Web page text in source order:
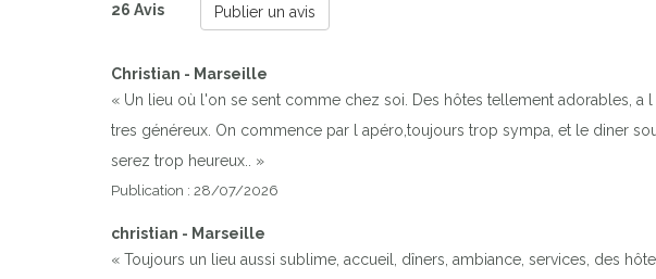
26 Avis Publier un avis
Christian - Marseille
« Un lieu où l'on se sent comme chez soi. Des hôtes tellement adorables,
tres généreux. On commence par l apéro,toujours trop sympa, et le diner
serez trop heureux.. »
Publication : 28/07/2026
christian - Marseille
« Toujours un lieu aussi sublime, accueil, dîners, ambiance, services, des